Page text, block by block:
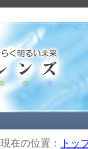
現在の位置：
トッ